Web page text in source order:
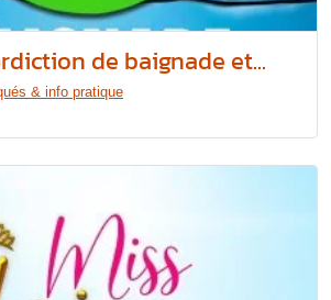
de baignade et...
& info pratique